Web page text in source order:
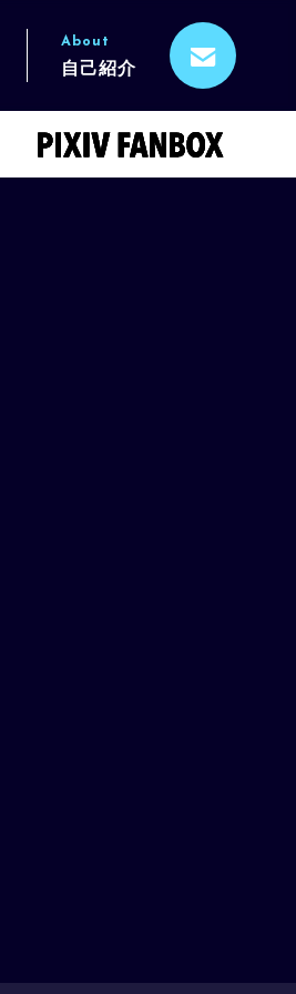
About
自己紹介